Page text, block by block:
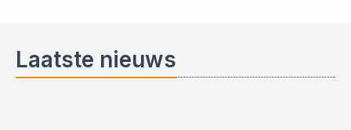
Laatste nieuws